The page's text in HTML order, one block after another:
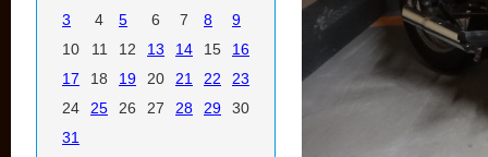
3
4 5 6 7 8
9
10
11 12 13 14 15
16
17
18 19 20 21 22
23
24
25 26 27 28 29
30
31